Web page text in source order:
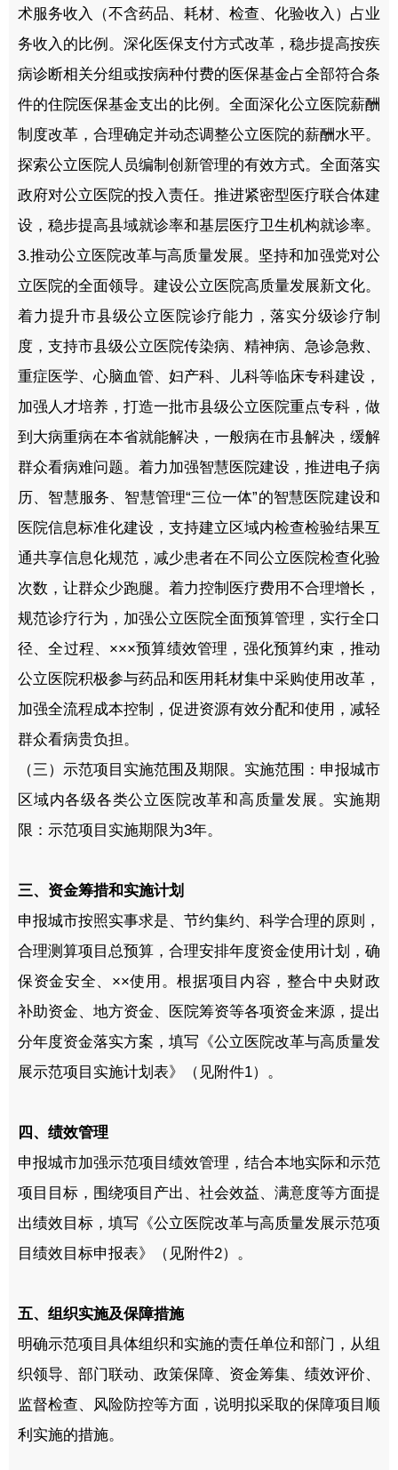
术服务收入（不含药品、耗材、检查、化验收入）占业
务收入的比例。深化医保支付方式改革，稳步提高按疾
病诊断相关分组或按病种付费的医保基金占全部符合条
件的住院医保基金支出的比例。全面深化公立医院薪酬
制度改革，合理确定并动态调整公立医院的薪酬水平。
探索公立医院人员编制创新管理的有效方式。全面落实
政府对公立医院的投入责任。推进紧密型医疗联合体建
设，稳步提高县域就诊率和基层医疗卫生机构就诊率。
3.推动公立医院改革与高质量发展。坚持和加强党对公
立医院的全面领导。建设公立医院高质量发展新文化。
着力提升市县级公立医院诊疗能力，落实分级诊疗制
度，支持市县级公立医院传染病、精神病、急诊急救、
重症医学、心脑血管、妇产科、儿科等临床专科建设，
加强人才培养，打造一批市县级公立医院重点专科，做
到大病重病在本省就能解决，一般病在市县解决，缓解
群众看病难问题。着力加强智慧医院建设，推进电子病
历、智慧服务、智慧管理“三位一体”的智慧医院建设和
医院信息标准化建设，支持建立区域内检查检验结果互
通共享信息化规范，减少患者在不同公立医院检查化验
次数，让群众少跑腿。着力控制医疗费用不合理增长，
规范诊疗行为，加强公立医院全面预算管理，实行全口
径、全过程、×××预算绩效管理，强化预算约束，推动
公立医院积极参与药品和医用耗材集中采购使用改革，
加强全流程成本控制，促进资源有效分配和使用，减轻
群众看病贵负担。
（三）示范项目实施范围及期限。实施范围：申报城市
区域内各级各类公立医院改革和高质量发展。实施期
限：示范项目实施期限为3年。
三、资金筹措和实施计划
申报城市按照实事求是、节约集约、科学合理的原则，
合理测算项目总预算，合理安排年度资金使用计划，确
保资金安全、××使用。根据项目内容，整合中央财政
补助资金、地方资金、医院筹资等各项资金来源，提出
分年度资金落实方案，填写《公立医院改革与高质量发
展示范项目实施计划表》（见附件1）。
四、绩效管理
申报城市加强示范项目绩效管理，结合本地实际和示范
项目目标，围绕项目产出、社会效益、满意度等方面提
出绩效目标，填写《公立医院改革与高质量发展示范项
目绩效目标申报表》（见附件2）。
五、组织实施及保障措施
明确示范项目具体组织和实施的责任单位和部门，从组
织领导、部门联动、政策保障、资金筹集、绩效评价、
监督检查、风险防控等方面，说明拟采取的保障项目顺
利实施的措施。